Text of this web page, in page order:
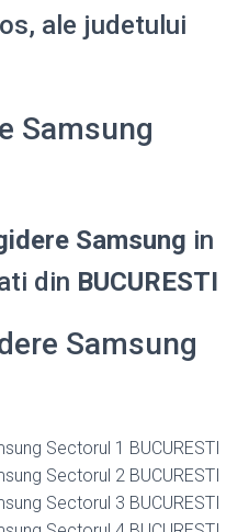
ale judetului
Samsung
Samsung in
din BUCURESTI
Samsung
Sectorul 1 BUCURESTI
Sectorul 2 BUCURESTI
Sectorul 3 BUCURESTI